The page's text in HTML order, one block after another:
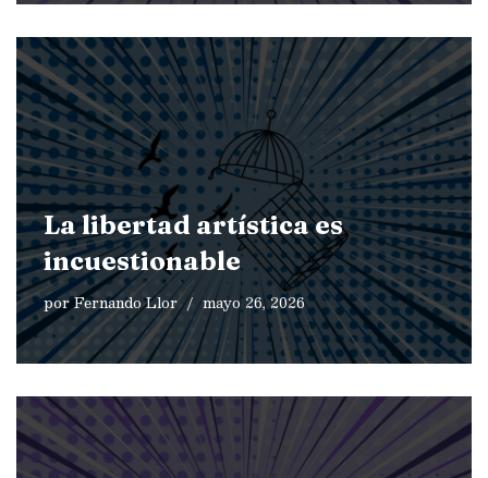
La libertad artística es
incuestionable
porFernando Llor mayo 26, 2026